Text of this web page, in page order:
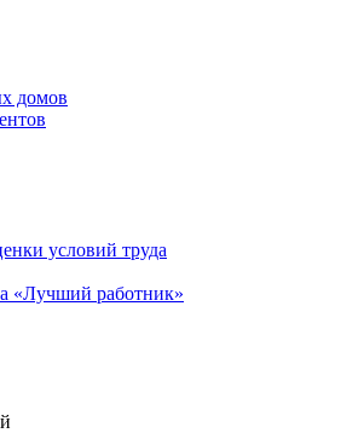
домов
условий труда
«Лучший работник»